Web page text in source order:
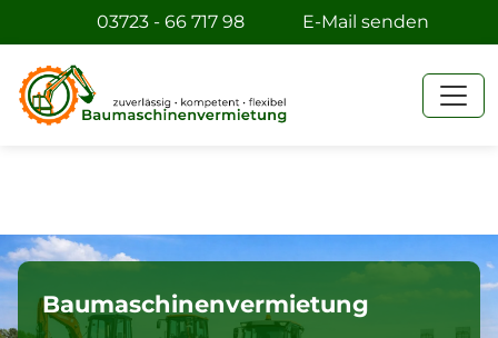
03723 - 66 717 98 E-Mail senden
Baumaschinenvermietung